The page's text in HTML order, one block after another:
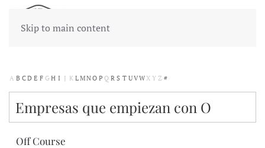
Skip to main content
A B CD E F G H I J K LMNO P Q R S T UVWX Y Z #
Empresas que empiezan con O
Off Course